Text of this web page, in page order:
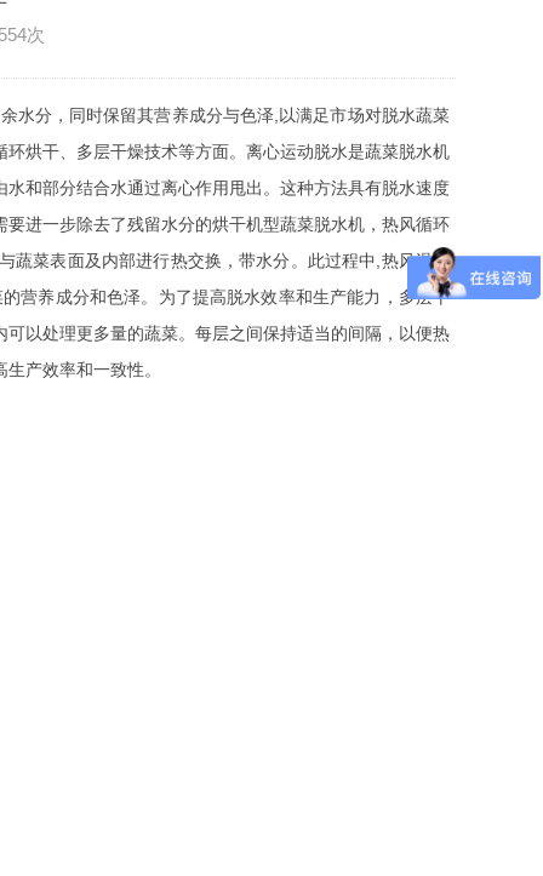
次
水分，同时保留其营养成分与色泽,以满足市场对脱水蔬菜
烘干、多层干燥技术等方面。离心运动脱水是蔬菜脱水机
和部分结合水通过离心作用甩出。这种方法具有脱水速度
进一步除去了残留水分的烘干机型蔬菜脱水机，热风循环
蔬菜表面及内部进行热交换，带水分。此过程中,热风温度
营养成分和色泽。为了提高脱水效率和生产能力，多层干
以处理更多量的蔬菜。每层之间保持适当的间隔，以便热
产效率和一致性。